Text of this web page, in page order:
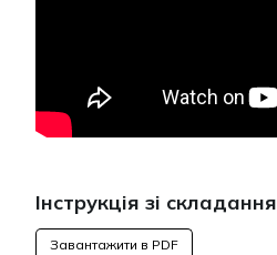
Інструкція зі складання
Завантажити в PDF